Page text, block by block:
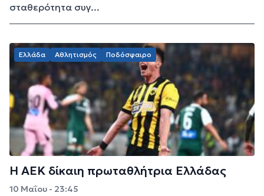
σταθερότητα συγ...
Ελλάδα Αθλητισμός Ποδόσφαιρο
Η ΑΕΚ δίκαιη πρωταθλήτρια Ελλάδας
10 Μαΐου - 23:45